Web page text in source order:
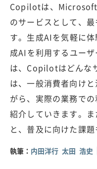
Copilotは、Microsoft
のサービスとして、
す。生成AIを気軽に
成AIを利用するユー
は、Copilotはどんな
は、一般消費者向け
がら、実際の業務で
紹介していきます。
と、普及に向けた課題
執筆： 内田洋行 太田 浩史